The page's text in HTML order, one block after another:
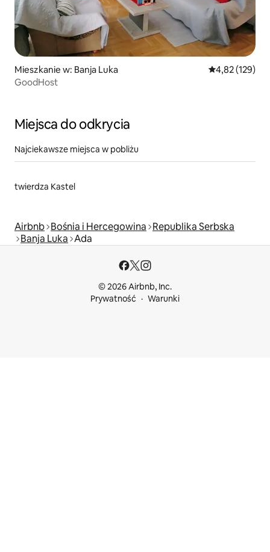
Mieszkanie w: Banja Luka Średnia
4,82 (129)
GoodHost
Miejsca do odkrycia
Najciekawsze miejsca w pobliżu
twierdza Kastel
Airbnb Bośnia i Hercegowina Republika Serbska
Banja Luka Ada
© 2026 Airbnb, Inc.
Prywatność
Warunki